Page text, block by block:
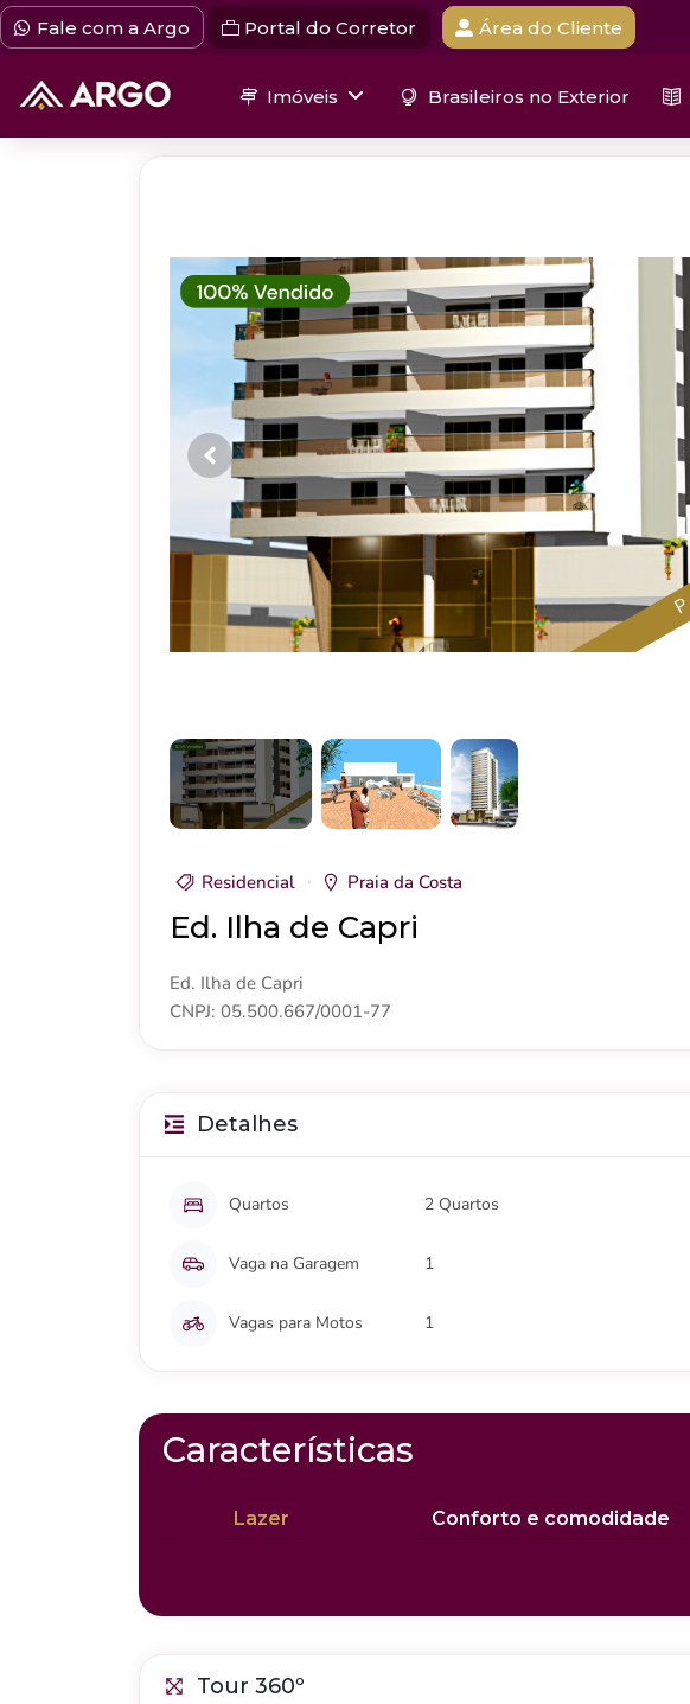
Fale com a Argo Portal do Corretor Área do Cliente
Imóveis Brasileiros no Exterior
Residencial Praia da Costa
Ed. Ilha de Capri
Ed. Ilha de Capri
CNPJ: 05.500.667/0001-77
Detalhes
Quartos 2 Quartos
Vaga na Garagem 1
Vagas para Motos 1
Características
Lazer Conforto e comodidade
Tour 360º